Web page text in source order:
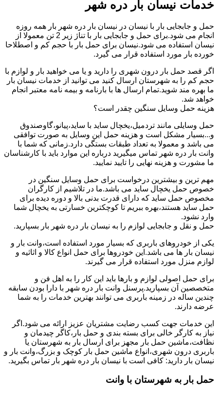
خدمات نیسان بار دره شهر
حمل و جابجایی بار با نیسان در نیسان بار دره شهر بار همه روزه
انجام می شود.برای حمل و جابجایی بار با تناژ زیر 2 تن معمولا از
نیسان استفاده می شود.نیسان برای حمل بار با حجم کم و اصطلاحا
خورده بار مورد استفاده قرار می گیرد.
اگر قصد حمل بار درون شهری را دارید و یا می خواهید بار و لوازم با
حجم کم را به شهرستان ارسال کنید می توانید از خدمات نیسان بار
ما بهره مند شوید.تمام ارسال ها با بارنامه و بیمه نامه معتبر انجام
خواهد شد.
هزینه حمل وسایل سنگین چقدر است؟
حمل وسایلی مانند تردمیل،یخچال ساید با ساید،پیانو،گاوصندوق
و...بسیار مشکل است و هزینه حمل این وسایل به صورت توافقی
می باشد و معمولا به تعداد طبقات بستگی دارد.زمانی که شما با
وانت بار دره شهر تماس میگیرید درباره این موارد باید با کارشناسان
ما مشورت و هزینه نهایی را تایید نمایید.
مهم ترین و بیشترین درخواست برای حمل وسایل سنگین در
خصوص حمل یخچال ساید می باشد.ما در تلاشیم از کارگران
مخصوص حمل ساید که دارای قدرت بدنی بالا و دوره دیده برای
حمل ساید هستند،بهره ببریم تا کوچکترین خسارتی به یخچال شما
وارد نشود.
حمل و نقل و جابجایی لوازم را به نیسان بار دره شهر بار بسپارید.
یکی از خودروهای باربری که بسیار مورد استفاده است،وانت بار و
نیسان بار ها می باشد.این خودروها برای حمل انواع کالا و اثاثیه و
لوازم منزل مورد استفاده قرار می گیرند.
برای حمل اصولی لوازم و بارها باید این کار را به اهل فن و
متخصصین آن بسپارید.پرسنل وانت بار دره شهر با دارا بودن سابقه
چندین ساله در زمینه باربری می توانند بهترین خدمات را به شما
عرضه دارند.
این خدمات جهت کسب رضایت مشتریان عزیز ارائه می شود.اگر
نیاز به کارگر خالی برای بسته بندی و حمل بار،کاگر چیدمان و
نظافت،ماشین حمل بار مجهز برای ارسال بار به شهرستان یا
باربری درون شهری،انواع ماشین حمل بار کوچک و بزرگ،وانت بار و
نیسان بار دارید: کافی است با نیسان بار دره شهر بار تماس بگیرید.
حمل بار به شهرستان با وانت